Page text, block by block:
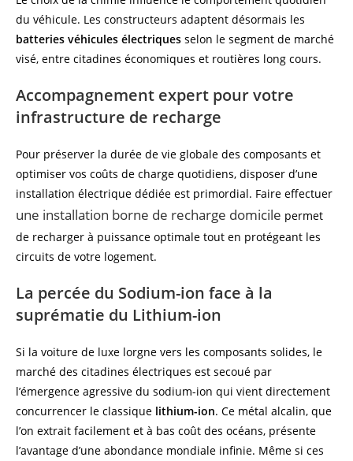
du véhicule. Les constructeurs adaptent désormais les
batteries véhicules électriques selon le segment de marché
visé, entre citadines économiques et routières long cours.
Accompagnement expert pour votre
infrastructure de recharge
Pour préserver la durée de vie globale des composants et
optimiser vos coûts de charge quotidiens, disposer d’une
installation électrique dédiée est primordial. Faire effectuer
une installation borne de recharge domicile permet
de recharger à puissance optimale tout en protégeant les
circuits de votre logement.
La percée du Sodium-ion face à la
suprématie du Lithium-ion
Si la voiture de luxe lorgne vers les composants solides, le
marché des citadines électriques est secoué par
l’émergence agressive du sodium-ion qui vient directement
concurrencer le classique lithium-ion. Ce métal alcalin, que
l’on extrait facilement et à bas coût des océans, présente
l’avantage d’une abondance mondiale infinie. Même si ces